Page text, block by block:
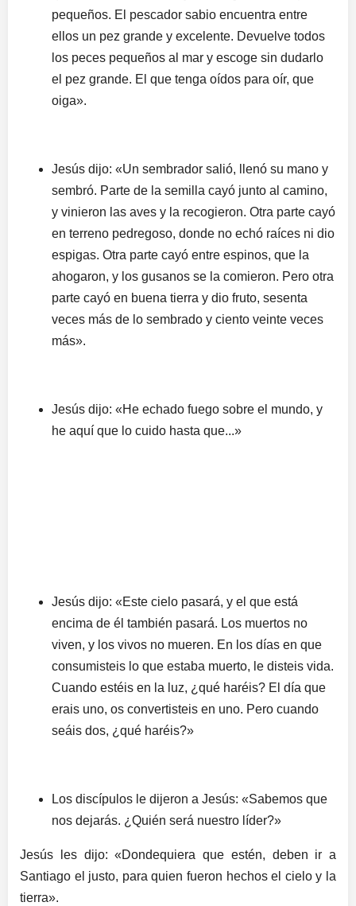
pequeños. El pescador sabio encuentra entre
ellos un pez grande y excelente. Devuelve todos
los peces pequeños al mar y escoge sin dudarlo
el pez grande. El que tenga oídos para oír, que
oiga».
Jesús dijo: «Un sembrador salió, llenó su mano y
sembró. Parte de la semilla cayó junto al camino,
y vinieron las aves y la recogieron. Otra parte cayó
en terreno pedregoso, donde no echó raíces ni dio
espigas. Otra parte cayó entre espinos, que la
ahogaron, y los gusanos se la comieron. Pero otra
parte cayó en buena tierra y dio fruto, sesenta
veces más de lo sembrado y ciento veinte veces
más».
Jesús dijo: «He echado fuego sobre el mundo, y
he aquí que lo cuido hasta que...»
Jesús dijo: «Este cielo pasará, y el que está
encima de él también pasará. Los muertos no
viven, y los vivos no mueren. En los días en que
consumisteis lo que estaba muerto, le disteis vida.
Cuando estéis en la luz, ¿qué haréis? El día que
erais uno, os convertisteis en uno. Pero cuando
seáis dos, ¿qué haréis?»
Los discípulos le dijeron a Jesús: «Sabemos que
nos dejarás. ¿Quién será nuestro líder?»
Jesús les dijo: «Dondequiera que estén, deben ir a
Santiago el justo, para quien fueron hechos el cielo y la
tierra».